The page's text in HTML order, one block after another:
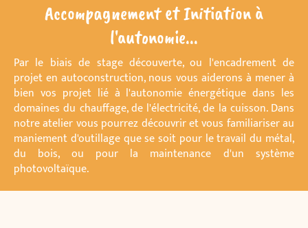
Accompagnement et Initiation à
l'autonomie...
Par le biais de stage découverte, ou l'encadrement de
projet en autoconstruction, nous vous aiderons à mener à
bien vos projet lié à l'autonomie énergétique dans les
domaines du chauffage, de l'électricité, de la cuisson. Dans
notre atelier vous pourrez découvrir et vous familiariser au
maniement d'outillage que se soit pour le travail du métal,
du bois, ou pour la maintenance d'un système
photovoltaïque.